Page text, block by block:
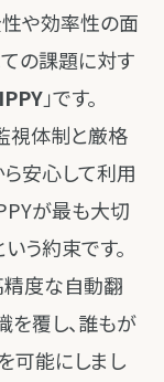
性や効率性の面
の課題に対す
」です。
視体制と厳格
安心して利用
が最も大切
いう約束です。
精度な自動翻
覆し、誰もが
可能にしまし